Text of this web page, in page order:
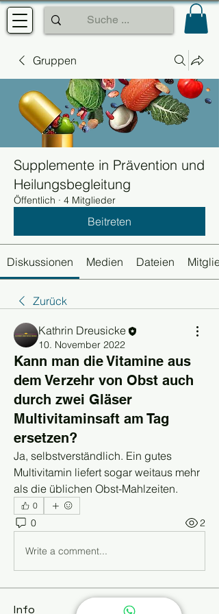
Gruppen
Supplemente in Prävention und
Heilungsbegleitung
Öffentlich · 4 Mitglieder
Beitreten
Diskussionen Medien Dateien
Zurück
Kathrin Dreusicke
10. November 2022
Kann man die Vitamine aus
dem Verzehr von Obst auch
durch zwei Gläser
Multivitaminsaft am Tag
ersetzen?
Ja, selbstverständlich. Ein gutes
Multivitamin liefert sogar weitaus mehr
als die üblichen Obst-Mahlzeiten.
0
0 2
Write a comment...
Info